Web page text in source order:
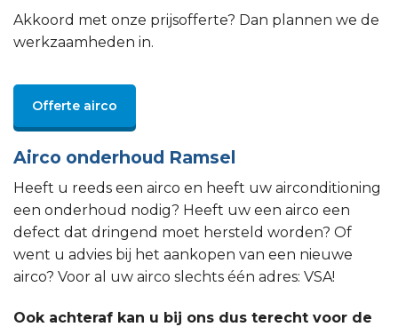
Akkoord met onze prijsofferte? Dan plannen we de
werkzaamheden in.
Offerte airco
Airco onderhoud Ramsel
Heeft u reeds een airco en heeft uw airconditioning
een onderhoud nodig? Heeft uw een airco een
defect dat dringend moet hersteld worden? Of
went u advies bij het aankopen van een nieuwe
airco? Voor al uw airco slechts één adres: VSA!
Ook achteraf kan u bij ons dus terecht voor de